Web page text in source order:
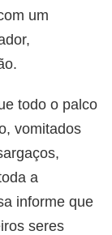
um
todo o palco
vomitados
a
informe que
seres